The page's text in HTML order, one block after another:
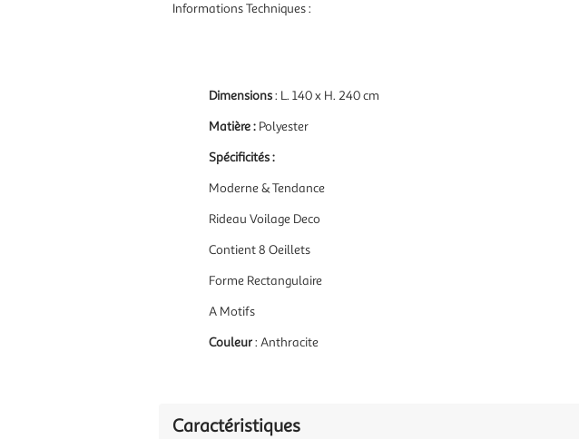
Informations Techniques :
Dimensions: L. 140 x H. 240 cm
Matière : Polyester
Spécificités :
Moderne & Tendance
Rideau Voilage Deco
Contient 8 Oeillets
Forme Rectangulaire
A Motifs
Couleur: Anthracite
Caractéristiques